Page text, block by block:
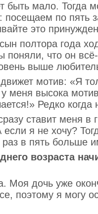
быть мало. Тогда
посещаем по пять
это
полтора года
что он
выше
мотив: «Я
меня высока
Редко когда
ставит меня в
если я не хочу?
в пять больше
возраста
Моя дочь уже
поэтому я могу